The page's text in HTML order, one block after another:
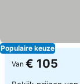
Populaire keuze
Van € 105